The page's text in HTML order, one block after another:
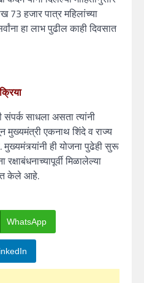
73 हजार पात्र महिलांच्या
हा लाभ पुढील काही दिवसात
साधला असता त्यांनी
मुख्यमंत्री एकनाथ शिंदे व राज्य
ही योजना पुढेही सुरू
मिळालेल्या
केले आहे.
WhatsApp